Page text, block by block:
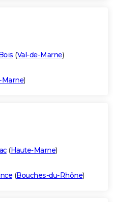
(Val-de-Marne)
)
(Haute-Marne)
(Bouches-du-Rhône)